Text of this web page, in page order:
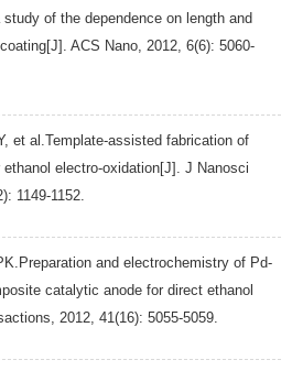
of the dependence on length and
ACS Nano 2012 6(6): 5060-
, et al.Template-assisted fabrication of
electro-oxidation[J]. J Nanosci
1149-1152.
.Preparation and electrochemistry of Pd-
catalytic anode for direct ethanol
2012 41 (16): 5055-5059.